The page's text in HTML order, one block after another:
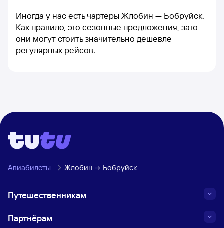
Иногда у нас есть чартеры Жлобин — Бобруйск.
Как правило, это сезонные предложения, зато
они могут стоить значительно дешевле
регулярных рейсов.
Авиабилеты Жлобин Бобруйск
Путешественникам
Партнёрам